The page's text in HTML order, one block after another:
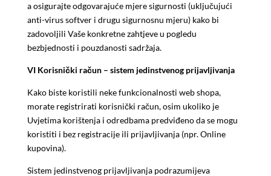
a osigurajte odgovarajuće mjere sigurnosti (uključujući
anti-virus softver i drugu sigurnosnu mjeru) kako bi
zadovoljili Vaše konkretne zahtjeve u pogledu
bezbjednosti i pouzdanosti sadržaja.
VI Korisnički račun – sistem jedinstvenog prijavljivanja
Kako biste koristili neke funkcionalnosti web shopa,
morate registrirati korisnički račun, osim ukoliko je
Uvjetima korištenja i odredbama predviđeno da se mogu
koristiti i bez registracije ili prijavljivanja (npr. Online
kupovina).
Sistem jedinstvenog prijavljivanja podrazumijeva